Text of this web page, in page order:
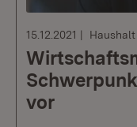
15.12.2021 Haushalt
vor